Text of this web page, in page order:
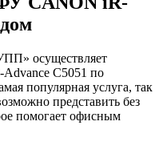
осуществляет
C5051 по
популярная услуга, так
представить без
помогает офисным